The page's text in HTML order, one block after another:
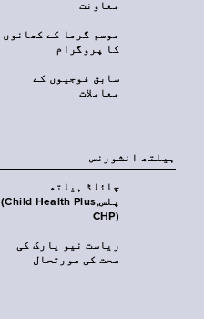
معاونت
موسم گرما کے کھانوں
کا پروگرام
سابق فوجیوں کے
معاملات
‏ہیلتھ انشورنس
چائلڈ ہیلتھ
پلس‎(Child Health Plus,
CHP)‎
ریاست نیو یارک کی
صحت کی صورتحال